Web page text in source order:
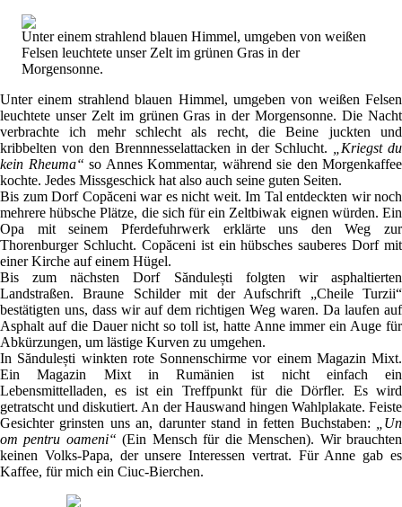
Unter einem strahlend blauen Himmel, umgeben von weißen
Felsen leuchtete unser Zelt im grünen Gras in der
Morgensonne.
Unter einem strahlend blauen Himmel, umgeben von weißen Felsen
leuchtete unser Zelt im grünen Gras in der Morgensonne. Die Nacht
verbrachte ich mehr schlecht als recht, die Beine juckten und
kribbelten von den Brennnesselattacken in der Schlucht.
„Kriegst du
kein Rheuma“ so Annes Kommentar, während sie den Morgenkaffee
kochte. Jedes Missgeschick hat also auch seine guten Seiten.
Bis zum Dorf Copăceni war es nicht weit. Im Tal entdeckten wir noch
mehrere hübsche Plätze, die sich für ein Zeltbiwak eignen würden. Ein
Opa mit seinem Pferdefuhrwerk erklärte uns den Weg zur
Thorenburger Schlucht. Copăceni ist ein hübsches sauberes Dorf mit
einer Kirche auf einem Hügel.
Bis zum nächsten Dorf Săndulești folgten wir asphaltierten
Landstraßen. Braune Schilder mit der Aufschrift „Cheile Turzii“
bestätigten uns, dass wir auf dem richtigen Weg waren. Da laufen auf
Asphalt auf die Dauer nicht so toll ist, hatte Anne immer ein Auge für
Abkürzungen, um lästige Kurven zu umgehen.
In Săndulești winkten rote Sonnenschirme vor einem Magazin Mixt.
Ein Magazin Mixt in Rumänien ist nicht einfach ein
Lebensmittelladen, es ist ein Treffpunkt für die Dörfler. Es wird
getratscht und diskutiert. An der Hauswand hingen Wahlplakate. Feiste
Gesichter grinsten uns an, darunter stand in fetten Buchstaben:
„Un
om pentru oameni“ (Ein Mensch für die Menschen). Wir brauchten
keinen Volks-Papa, der unsere Interessen vertrat. Für Anne gab es
Kaffee, für mich ein Ciuc-Bierchen.